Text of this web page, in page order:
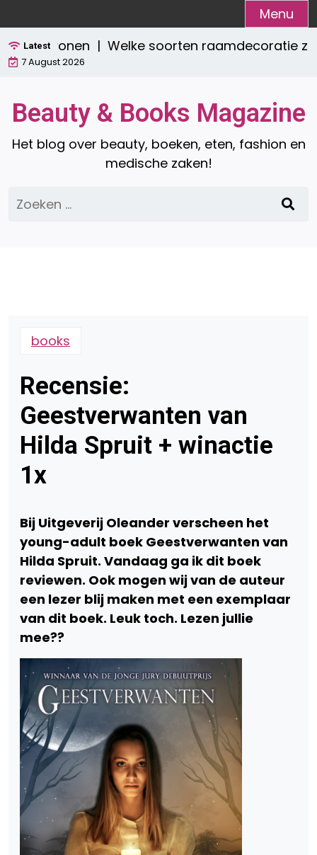
naar
de
inhoud
Menu
Latest
wonen |Welke soorten raamdecoratie zijn
7 August 2026
Beauty & Books Magazine
Het blog over beauty, boeken, eten, fashion en
medische zaken!
Zoeken
naar:
books
Recensie:
Geestverwanten van
Hilda Spruit + winactie
1x
Bij Uitgeverij Oleander verscheen het
young-adult boek Geestverwanten van
Hilda Spruit. Vandaag ga ik dit boek
reviewen. Ook mogen wij van de auteur
een lezer blij maken met een exemplaar
van dit boek. Leuk toch. Lezen jullie
mee??